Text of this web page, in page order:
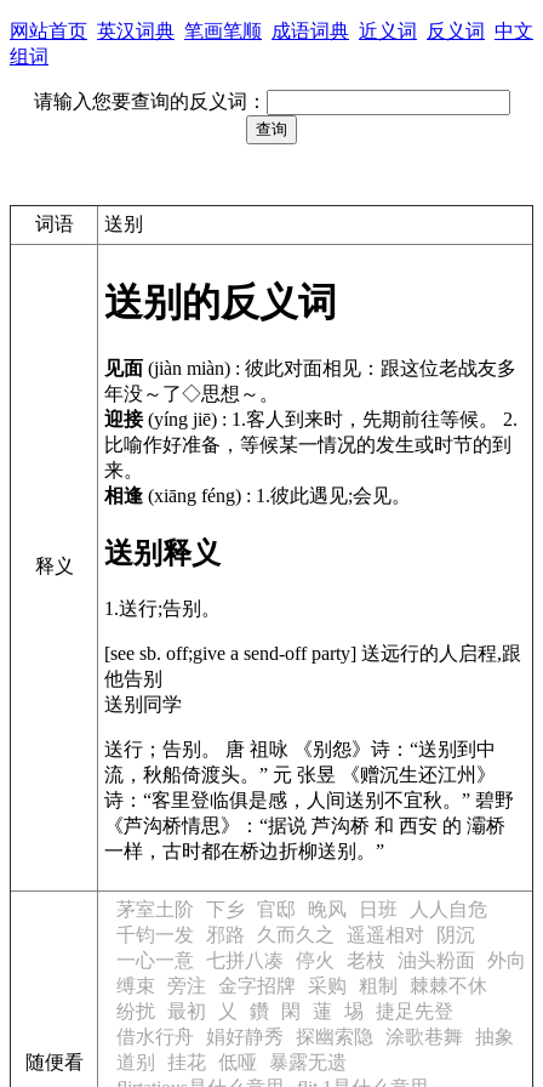
网站首页 英汉词典 笔画笔顺 成语词典 近义词 反义词 中文
组词
请输入您要查询的反义词：
词语 送别
释义
送别的反义词
见面 (jiàn miàn) : 彼此对面相见：跟这位老战友多
年没～了◇思想～。
迎接 (yíng jiē) : 1.客人到来时，先期前往等候。 2.
比喻作好准备，等候某一情况的发生或时节的到
来。
相逢 (xiāng féng) : 1.彼此遇见;会见。
送别释义
1.送行;告别。
[see sb. off;give a send-off party] 送远行的人启程,跟
他告别
送别同学
送行；告别。 唐 祖咏 《别怨》 诗：“送别到中
流，秋船倚渡头。” 元 张昱
《赠沉生还江州》
诗：“客里登临俱是感，人间送别不宜秋。” 碧野
《芦沟桥情思》
：“据说 芦沟桥 和 西安 的 灞桥
一样，古时都在桥边折柳送别。”
随便看
茅室土阶 下乡 官邸 晚风 日班
人人自危
千钧一发
邪路 久而久之 遥遥相对
阴沉
一心一意
七拼八凑 停火 老枝 油头粉面
外向
缚束
旁注 金字招牌 采购 粗制
棘棘不休
纷扰 最初 乂 鑽 閑 蓮 埸
捷足先登
借水行舟
娟好静秀 探幽索隐 涂歌巷舞
抽象
道别
挂花 低哑
暴露无遗